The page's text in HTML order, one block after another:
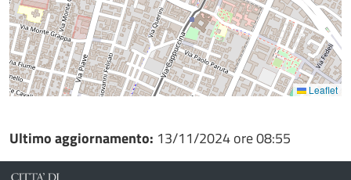
Leaflet
Ultimo aggiornamento: 13/11/2024 ore 08:55